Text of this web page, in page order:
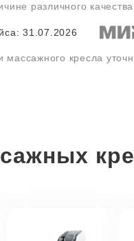
различного
31.07.2026
кресла